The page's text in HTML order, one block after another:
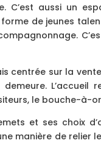
C’est aussi un
de jeunes
centrée sur la
L’accueil
le bouche-à-
et ses choix
manière de relier